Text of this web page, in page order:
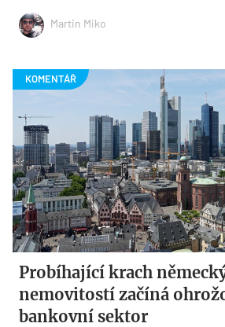
Martin Miko
Probíhající krach
nemovitostí začíná
bankovní sektor